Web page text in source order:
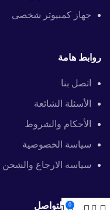
جهاز كمبيوتر شخصى
روابط هامة
اتصل بنا
الأسئلة الشائعة
الأحكام والشروط
سياسة الخصوصية
سياسه الارجاع والشحن
معلومات التواصل
0